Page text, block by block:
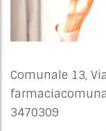
Comunale 13,
3470309